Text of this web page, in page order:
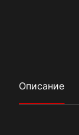
Описание